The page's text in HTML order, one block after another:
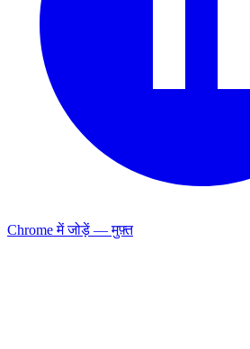
Chrome में जोड़ें — मुफ़्त